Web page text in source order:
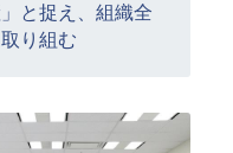
と捉え、組織全
り組む